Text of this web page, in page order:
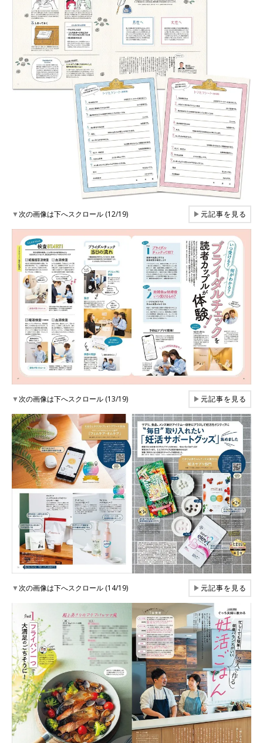
▼次の画像は下へスクロール (12/19) ▶元記事を見る
▼次の画像は下へスクロール (13/19) ▶元記事を見る
▼次の画像は下へスクロール (14/19) ▶元記事を見る